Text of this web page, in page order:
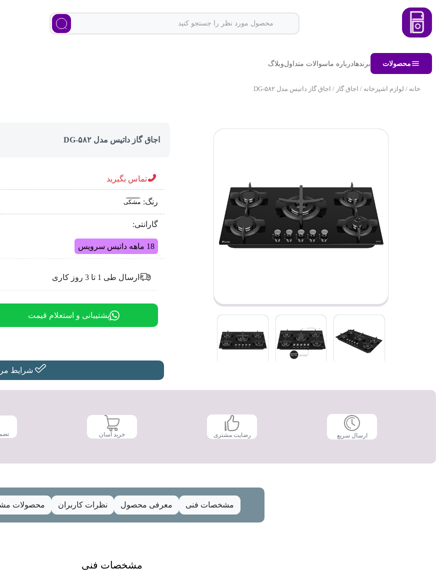
محصولات برندهادرباره ماسوالات متداولوبلاگ
خانه / لوازم اشپزخانه / اجاق گاز / اجاق گاز داتیس مدل DG-۵۸۲
اجاق گاز داتیس مدل DG-۵۸۲
تماس بگیرید
رنگ: مشکی
گارانتی:
18 ماهه داتیس سرویس
ارسال طی 1 تا 3 روز کاری
پشتیبانی و استعلام قیمت
شرایط
ارسال سریع رضایت مشتری خرید آسان
مشخصات فنی معرفی محصول نظرات کاربران محصولات
مشخصات فنی